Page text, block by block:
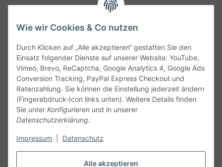
Alle akzeptieren
Wie wir Cookies & Co nutzen
Durch Klicken auf „Alle akzeptieren“ gestatten Sie den
Einsatz folgender Dienste auf unserer Website: YouTube,
Vimeo, Brevo, ReCaptcha, Google Analytics 4, Google Ads
Conversion Tracking, PayPal Express Checkout und
Ratenzahlung. Sie können die Einstellung jederzeit ändern
(Fingerabdruck-Icon links unten). Weitere Details finden
Sie unter Konfigurieren und in unserer
Datenschutzerklärung.
Impressum Datenschutz
Service
Gesetzliche Informationen
Alle technischen Angaben ohne Gewähr. Irrtümer und fehlerhafte
Angaben vorbehalten. Wenn Sie Datenblätter oder spezielle
unseren Kundenservice. Abbildungen der Artikel können